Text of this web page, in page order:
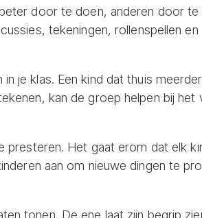
door te doen, anderen door
tekeningen, rollenspellen en
je klas. Een kind dat thuis
kan de groep helpen bij het
presteren. Het gaat erom dat elk
aan om nieuwe dingen te